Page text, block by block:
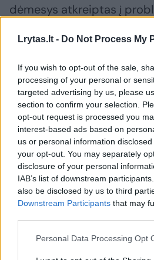
Lrytas.lt - Do Not Process My
If you wish to opt-out of the sale,
processing of your personal or
targeted advertising by us, please
section to confirm your selection.
opt-out request is processed you
interest-based ads based on
us or personal information
your opt-out. You may separately
disclosure of your personal
IAB’s list of downstream
also be disclosed by us to third
Downstream Participants that may
Personal Data Processing Opt
dėmesys atkreiptas į
negalime to pastato
Vertinant tai, kad jis yra
to pastato turėtų nebūti.
tai dėmesį, o toliau dirbti
institucijos.
Paveldosauginiai dalykai
– „Vakarų ekspresui“ sakė